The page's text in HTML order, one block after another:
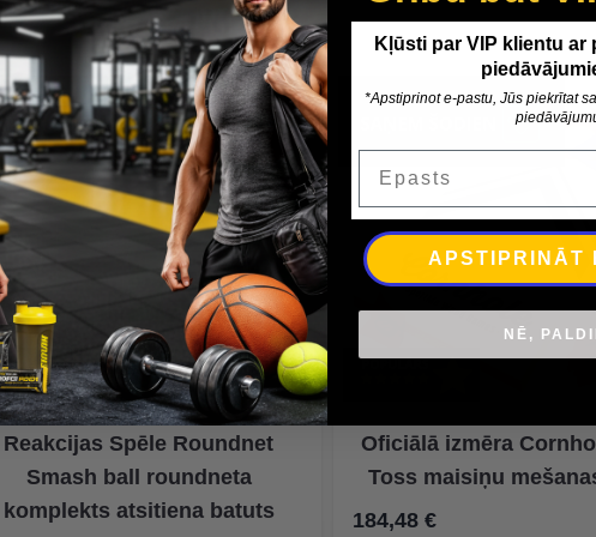
-50%
Reakcijas Spēle Roundnet
Smash ball roundneta
komplekts atsitiena batuts
Oficiālā izmēra
Toss maisiņu
184,48 €
Kļūsti par VIP klientu ar
*Apstiprinot e-pastu, Jūs piekrītat
APSTIPRINĀT
NĒ,